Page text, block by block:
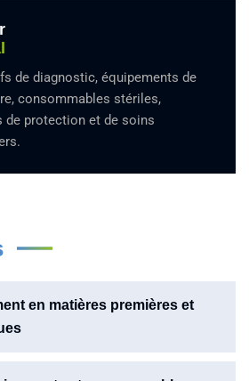
en matières premières et
de diagnostic, équipements de
consommables stériles,
de protection et de soins